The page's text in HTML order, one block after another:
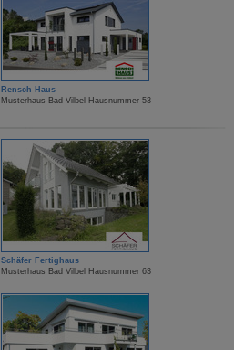
Rensch Haus
Musterhaus Bad Vilbel Hausnummer 53
Schäfer Fertighaus
Musterhaus Bad Vilbel Hausnummer 63